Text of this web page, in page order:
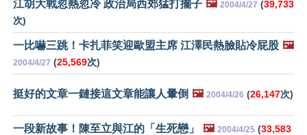
江胡大戰忽熱忽冷 政治局西郊猛打擺子 🖼️ 2004/4/27 (39,733
次)
一比嚇三跳！卡扎菲笑迎歐盟主席 江澤民熱臉貼冷屁股 🖼️
2004/4/27 (25,569次)
挺好的文章一鏈接這文章能讓人暈倒 🖼️ 2004/4/26 (26,147次)
一段新故事！陳至立與江的「生死戀」 🖼️ 2004/4/25 (33,583